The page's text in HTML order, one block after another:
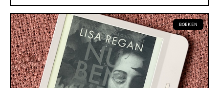
BOEKEN